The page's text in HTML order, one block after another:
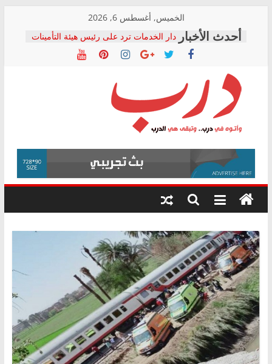
content
الخميس, أغسطس 6, 2026
دار الخدمات ترد على رئيس هيئة التأمينات
بعد مؤتمره الصحفي: إنكار الأزمة لا ينهي
معاناة أصحاب المعاشات.. ونطالب بكشف
فرحات سليمان يكتب: القطاع الصحي إلى
أين؟
حزب التحالف الشعبي يطلق لجنة “الحق
في الصحة” بالإسكندرية لرصد الانتهاكات
ودعم المرضى
الوزاري لمدينة الصحفيين.. وانتهاء أعمال
إنشاء المبنى الإداري
المجلس القومي لحقوق الإنسان يعلن
متابعة قضية الدكتور محمد زهران.. ويؤكد:
قرينة البراءة وضمانات المحاكمة العادلة
درب
وأتوه
درب..
وتبقى
هي